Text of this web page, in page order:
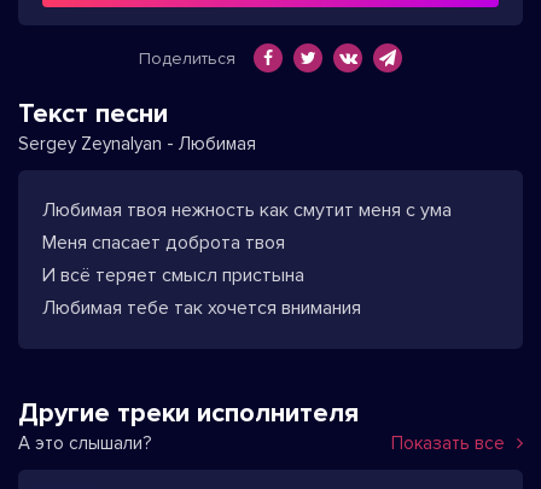
Поделиться
Текст песни
Sergey Zeynalyan - Любимая
Любимая твоя нежность как смутит меня с ума
Меня спасает доброта твоя
И всё теряет смысл пристына
Любимая тебе так хочется внимания
Другие треки исполнителя
А это слышали? Показать все